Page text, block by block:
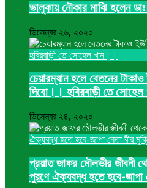
ভালুকায় নৌকার মাঝি হলেন
ডিসেম্বর ২৬, ২০২০
চেয়ারম্যান হলে বেতনের
দিবো।। হবিরবাড়ী তে
ডিসেম্বর ২৪, ২০২০
প্রয়াত জাফর মৌলভীর জীবনী
পুরণে ঐক্যবদ্ধ হতে হবে-জাপা